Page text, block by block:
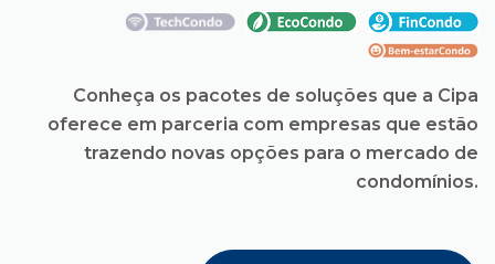
Conheça os pacotes de soluções que a Cipa
oferece em parceria com empresas que estão
trazendo novas opções para o mercado de
condomínios.